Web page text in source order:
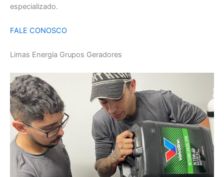
especializado.
FALE CONOSCO
Limas Energia Grupos Geradores